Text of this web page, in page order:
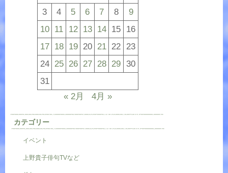
3
4 5 6 7 8
9
10 11 12 13 14 15 16
17 18 19 20 21 22 23
24 25 26 27 28 29 30
31
« 2月
4月 »
カテゴリー
イベント
上野貴子俳句TVなど